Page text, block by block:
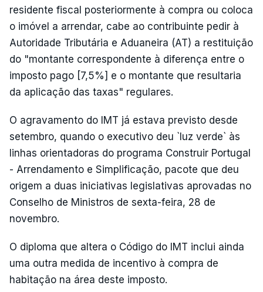
residente fiscal posteriormente à compra ou coloca
o imóvel a arrendar, cabe ao contribuinte pedir à
Autoridade Tributária e Aduaneira (AT) a restituição
do "montante correspondente à diferença entre o
imposto pago [7,5%] e o montante que resultaria
da aplicação das taxas" regulares.
O agravamento do IMT já estava previsto desde
setembro, quando o executivo deu `luz verde` às
linhas orientadoras do programa Construir Portugal
- Arrendamento e Simplificação, pacote que deu
origem a duas iniciativas legislativas aprovadas no
Conselho de Ministros de sexta-feira, 28 de
novembro.
O diploma que altera o Código do IMT inclui ainda
uma outra medida de incentivo à compra de
habitação na área deste imposto.